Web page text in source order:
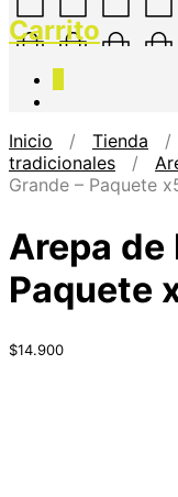
Carrito
Inicio / Tienda /
tradicionales /
Grande – Paquete
Arepa de
Paquete
$14.900